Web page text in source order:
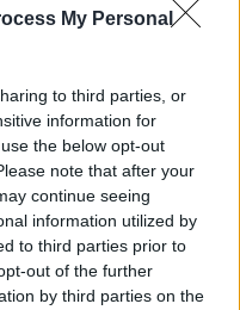
My Personal
to third parties, or
information for
the below opt-out
note that after your
continue seeing
information utilized by
to third parties prior to
out of the further
by third parties on the